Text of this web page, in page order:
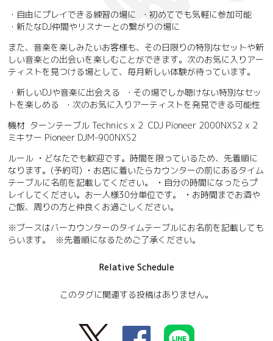
・自由にプレイできる練習の場に ・初めてでも気軽に参加可能
・新たなDJ仲間やリスナーとの繋がりの場に
また、音楽を楽しみたいお客様も、その日限りの特別なセットや新
しい音楽との出会いを楽しむことができます。次のお気に入りアー
ティストを見つける場として、毎月新しい体験が待っています。
・新しいDJや音楽に出会える ・その場でしか聴けない特別なセッ
トを楽しめる ・次のお気に入りアーティストを発見できる可能性
機材 ターンテーブル Technics x 2 CDJ Pioneer 2000NXS2 x 2
ミキサー Pioneer DJM-900NXS2
ルール • どなたでも歓迎です。時間を限っているため、先着順に
なります。(予約可) • お店に着いたらカウンターの前にあるタイム
テーブルに名前を記載してください。 • 自分の時間になったらプ
レイしてください。お一人様30分単位です。 • お時間までお酒や
ご飯、周りの方と仲良くお過ごしください。
※ブースはバーカウンターのタイムテーブルにお名前を記載しても
らいます。 ※先着順になるためご了承ください。
Relative Schedule
このタグに関連する投稿はありません。